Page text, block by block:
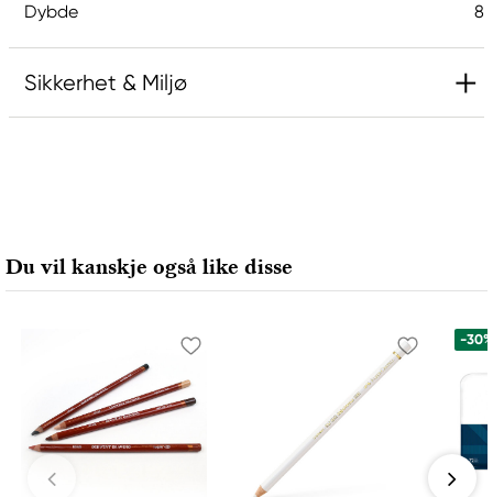
Dybde 8
Sikkerhet & Miljø
70469 Stuttgart, Germany
contactus@acco.com
Du vil kanskje også like disse
-